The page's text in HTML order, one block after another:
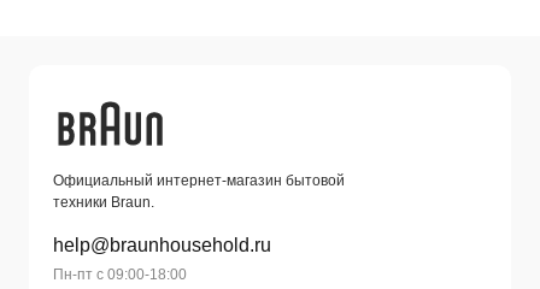
Официальный интернет-магазин бытовой
техники Braun.
help@braunhousehold.ru
Пн-пт с 09:00-18:00